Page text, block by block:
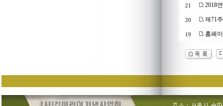
21 2018
20 제71
19 홈페